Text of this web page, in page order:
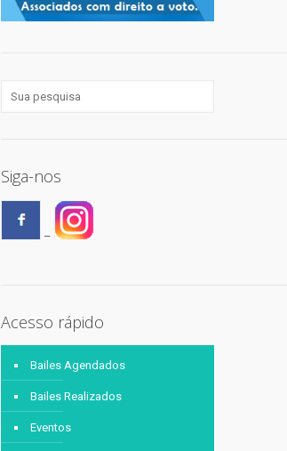
Siga-nos
–
Acesso rápido
Bailes Agendados
Bailes Realizados
Eventos